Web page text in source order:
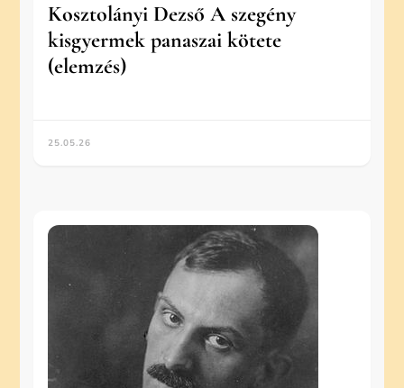
Kosztolányi Dezső A szegény
kisgyermek panaszai kötete
(elemzés)
25.05.26